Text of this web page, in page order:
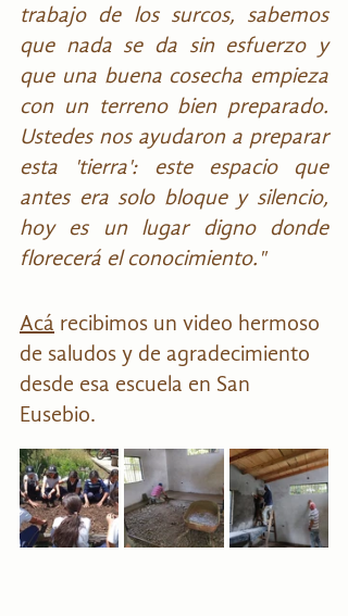
trabajo de los surcos, sabemos
que nada se da sin esfuerzo y
que una buena cosecha empieza
con un terreno bien preparado.
Ustedes nos ayudaron a preparar
esta 'tierra': este espacio que
antes era solo bloque y silencio,
hoy es un lugar digno donde
florecerá el conocimiento."
Acá recibimos un video hermoso
de saludos y de agradecimiento
desde esa escuela en San
Eusebio.